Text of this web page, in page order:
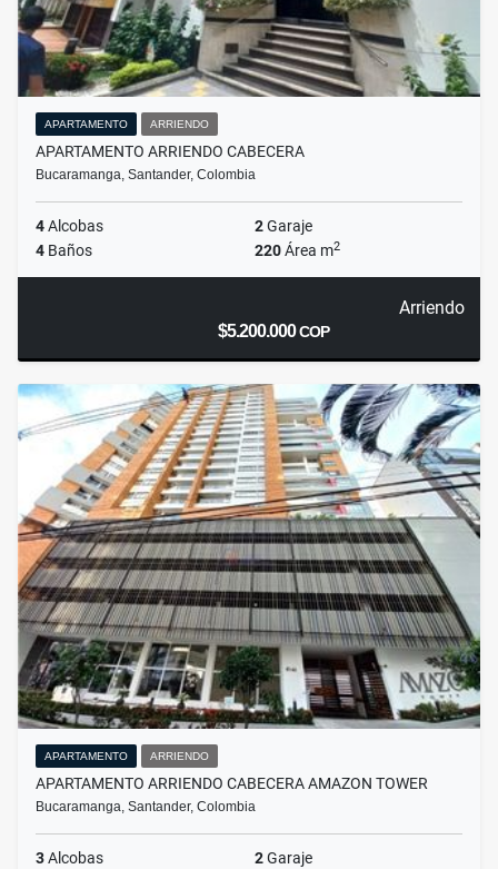
APARTAMENTO ARRIENDO
APARTAMENTO ARRIENDO CABECERA
Bucaramanga, Santander, Colombia
4Alcobas 2Garaje
4 Baños 220Área m2
Arriendo
$5.200.000COP
APARTAMENTO ARRIENDO
APARTAMENTO ARRIENDO CABECERA AMAZON TOWER
Bucaramanga, Santander, Colombia
3Alcobas 2Garaje